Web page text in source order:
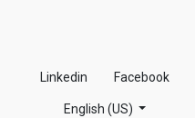
Linkedin Facebook
English (US)